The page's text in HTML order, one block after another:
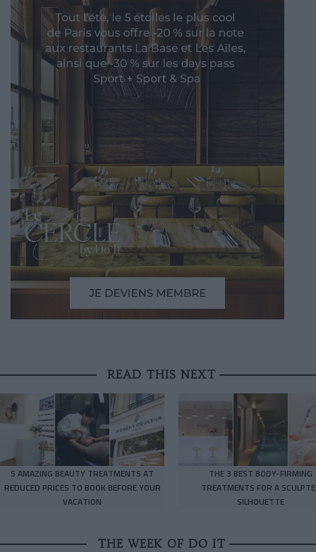
READ THIS NEXT
5 AMAZING BEAUTY TREATMENTS AT
REDUCED PRICES TO BOOK BEFORE YOUR
VACATION
THE 3 BEST BODY-FIRMING
TREATMENTS FOR A
SILHOUETTE
THE WEEK OF DO IT